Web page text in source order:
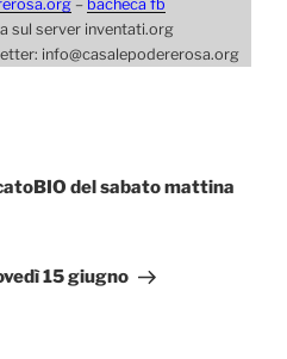
– bacheca fb
sul server inventati.org
info@casalepodererosa.org
del sabato mattina
15 giugno